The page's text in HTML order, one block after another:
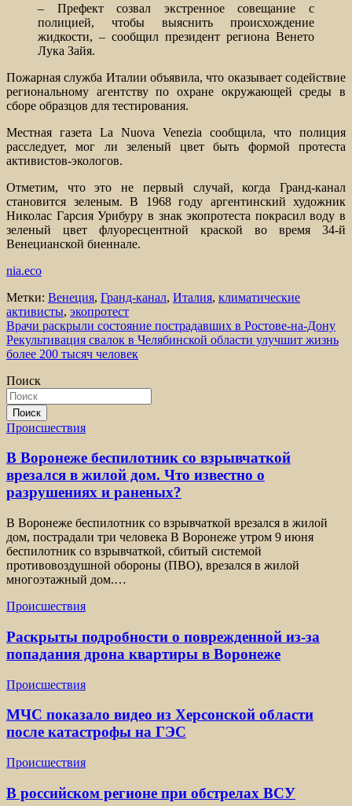
– Префект созвал экстренное совещание с
полицией, чтобы выяснить происхождение
жидкости, – сообщил президент региона Венето
Лука Зайя.
Пожарная служба Италии объявила, что оказывает содействие
региональному агентству по охране окружающей среды в
сборе образцов для тестирования.
Местная газета La Nuova Venezia сообщила, что полиция
расследует, мог ли зеленый цвет быть формой протеста
активистов-экологов.
Отметим, что это не первый случай, когда Гранд-канал
становится зеленым. В 1968 году аргентинский художник
Николас Гарсия Урибуру в знак экопротеста покрасил воду в
зеленый цвет флуоресцентной краской во время 34-й
Венецианской биеннале.
nia.eco
Метки: Венеция, Гранд-канал, Италия, климатические
активисты, экопротест
Навигация
по
Врачи раскрыли состояние пострадавших в Ростове-на-Дону
Рекультивация свалок в Челябинской области улучшит жизнь
более 200 тысяч человек
Поиск
Поиск
Происшествия
В Воронеже беспилотник со взрывчаткой
врезался в жилой дом. Что известно о
разрушениях и раненых?
В Воронеже беспилотник со взрывчаткой врезался в жилой
дом, пострадали три человека В Воронеже утром 9 июня
беспилотник со взрывчаткой, сбитый системой
противовоздушной обороны (ПВО), врезался в жилой
многоэтажный дом.…
Происшествия
Раскрыты подробности о поврежденной из-за
попадания дрона квартиры в Воронеже
Происшествия
МЧС показало видео из Херсонской области
после катастрофы на ГЭС
Происшествия
В российском регионе при обстрелах ВСУ